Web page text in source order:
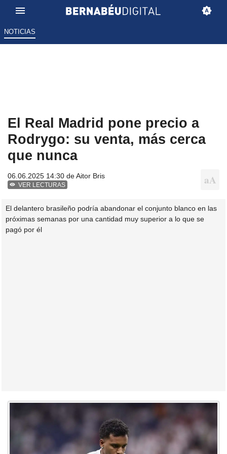
NOTICIAS
El Real Madrid pone precio a
Rodrygo: su venta, más cerca
que nunca
06.06.2025 14:30 deAitor Bris
VER LECTURAS
El delantero brasileño podría abandonar el conjunto blanco en las
próximas semanas por una cantidad muy superior a lo que se
pagó por él